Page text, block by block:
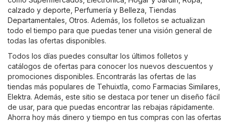
calzado y deporte Perfumería y Belleza Tiendas
Departamentales Otros. Además, los folletos se actualizan
todo el tiempo para que puedas tener una visión general de
todas las ofertas disponibles.
Todos los días puedes consultar los últimos folletos y
catálogos de ofertas para conocer los nuevos descuentos y
promociones disponibles. Encontrarás las ofertas de las
tiendas más populares de Tehuixtla, como Farmacias Similares
Elektra. Además, este sitio se destaca por tener un diseño fácil
de usar, para que puedas encontrar las rebajas rápidamente.
Ahorra hoy más dinero y tiempo en tus compras con las ofertas